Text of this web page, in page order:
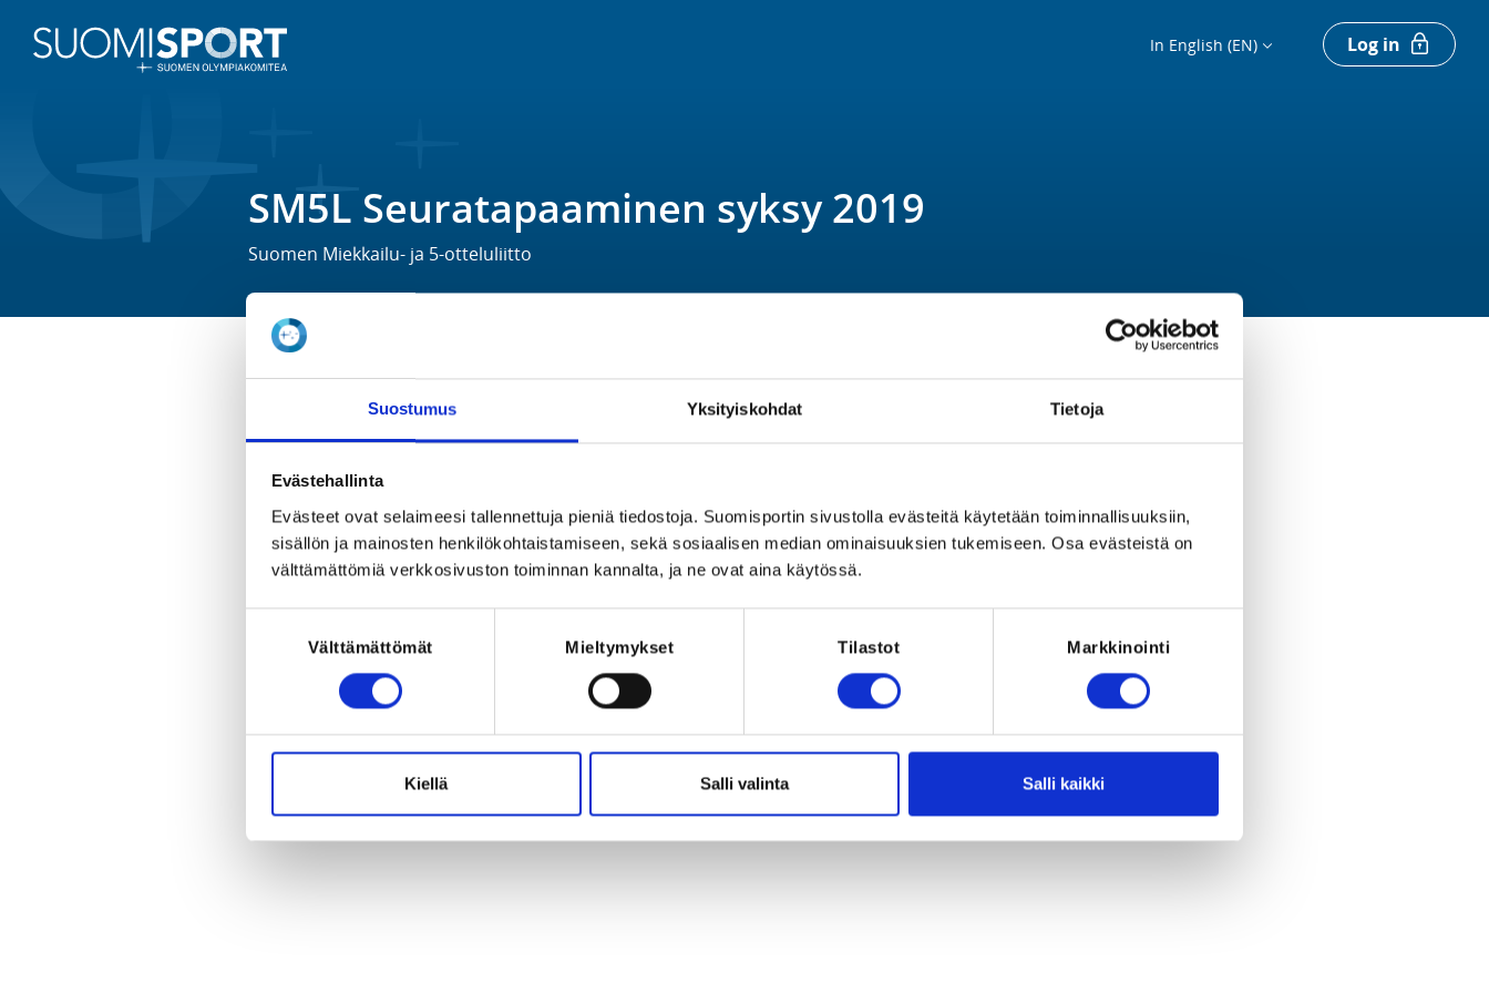
Suostumus Yksityiskohdat Tietoja
Evästehallinta
Evästeet ovat selaimeesi tallennettuja pieniä tiedostoja. Suomisportin sivustolla evästeitä käytetään toiminnallisuuksiin,
sisällön ja mainosten henkilökohtaistamiseen, sekä sosiaalisen median ominaisuuksien tukemiseen. Osa evästeistä on
välttämättömiä verkkosivuston toiminnan kannalta, ja ne ovat aina käytössä.
Välttämättömät Mieltymykset Tilastot Markkinointi
Kiellä Salli valinta Salli kaikki
In English (EN) Log in
SM5L Seuratapaaminen syksy 2019
Suomen Miekkailu- ja 5-otteluliitto
Sa 23.11.2019 at 11:00 - 16:00
LOCATION
Valimotie 10, 00380 Helsinki, Suomi
View map
REGISTRATION PERIOD
Suomen Miekkailu- ja 5-otteluliiton seurapäivä 23.11.2019
Register
Registration period ended onTh 21.11.2019at23:59.